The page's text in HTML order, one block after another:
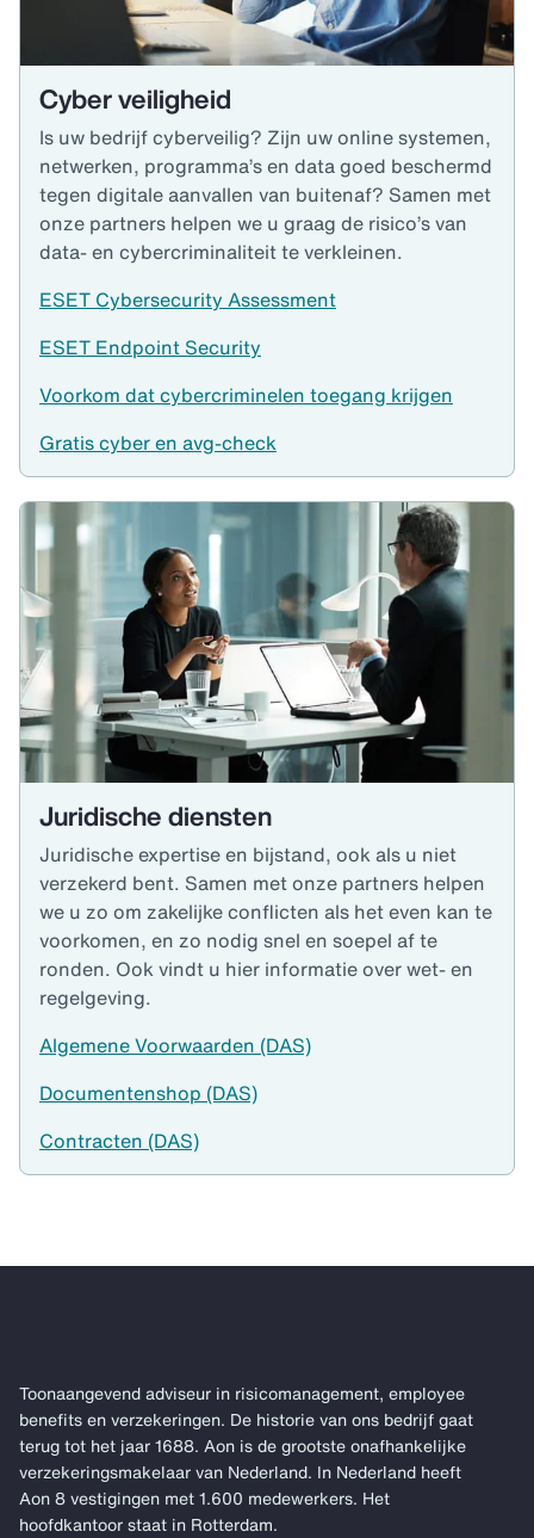
Cyber veiligheid
Is uw bedrijf cyberveilig? Zijn uw online systemen,
netwerken, programma’s en data goed beschermd
tegen digitale aanvallen van buitenaf? Samen met
onze partners helpen we u graag de risico’s van
data- en cybercriminaliteit te verkleinen.
ESET Cybersecurity Assessment
ESET Endpoint Security
Voorkom dat cybercriminelen toegang krijgen
Gratis cyber en avg-check
Juridische diensten
Juridische expertise en bijstand, ook als u niet
verzekerd bent. Samen met onze partners helpen
we u zo om zakelijke conflicten als het even kan te
voorkomen, en zo nodig snel en soepel af te
ronden. Ook vindt u hier informatie over wet- en
regelgeving.
Algemene Voorwaarden (DAS)
Documentenshop (DAS)
Contracten (DAS)
Toonaangevend adviseur in risicomanagement, employee
benefits en verzekeringen. De historie van ons bedrijf gaat
terug tot het jaar 1688. Aon is de grootste onafhankelijke
verzekeringsmakelaar van Nederland. In Nederland heeft
Aon 8 vestigingen met 1.600 medewerkers. Het
hoofdkantoor staat in Rotterdam.